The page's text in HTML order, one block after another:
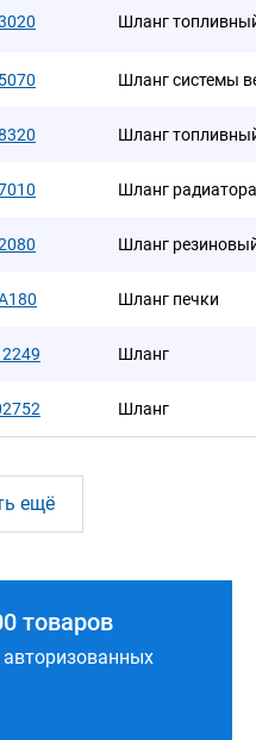
Шланг
Шланг системы
Шланг
Шланг
Шланг
Шланг печки
Шланг
Шланг
ещё
товаров